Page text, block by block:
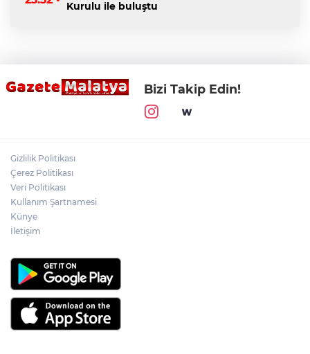
Kurulu ile buluştu
Bizi Takip Edin!
Gizlilik Politikası
Çerez Politikası
Veri Politikası
Kullanım Şartnamesi
Künye
İletişim